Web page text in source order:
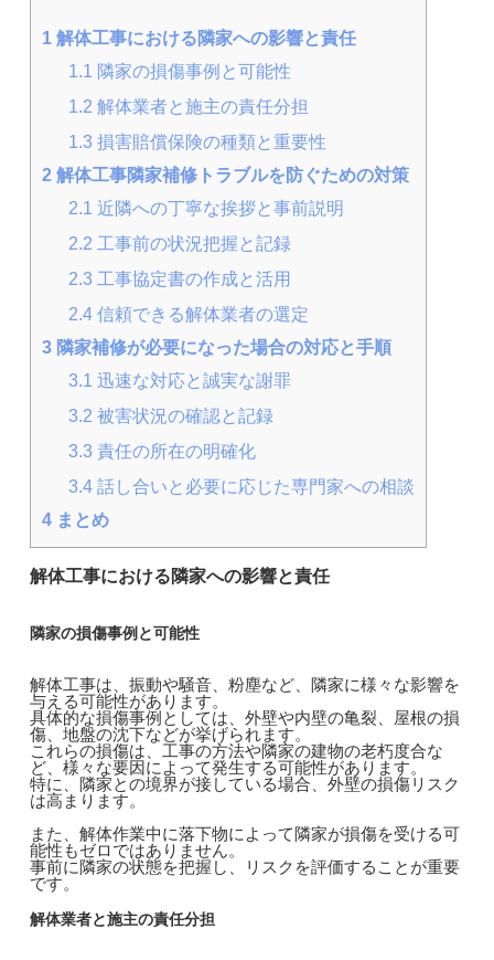
1解体工事における隣家への影響と責任
1.1 隣家の損傷事例と可能性
1.2 解体業者と施主の責任分担
1.3 損害賠償保険の種類と重要性
2解体工事隣家補修トラブルを防ぐための対策
2.1 近隣への丁寧な挨拶と事前説明
2.2 工事前の状況把握と記録
2.3 工事協定書の作成と活用
2.4信頼できる解体業者の選定
3隣家補修が必要になった場合の対応と手順
3.1 迅速な対応と誠実な謝罪
3.2 被害状況の確認と記録
3.3 責任の所在の明確化
3.4話し合いと必要に応じた専門家への相談
4まとめ
解体工事における隣家への影響と責任
隣家の損傷事例と可能性
解体工事は、振動や騒音、粉塵など、隣家に様々な影響を
与える可能性があります。
具体的な損傷事例としては、外壁や内壁の亀裂、屋根の損
傷、地盤の沈下などが挙げられます。
これらの損傷は、工事の方法や隣家の建物の老朽度合な
ど、様々な要因によって発生する可能性があります。
特に、隣家との境界が接している場合、外壁の損傷リスク
は高まります。
また、解体作業中に落下物によって隣家が損傷を受ける可
能性もゼロではありません。
事前に隣家の状態を把握し、リスクを評価することが重要
です。
解体業者と施主の責任分担